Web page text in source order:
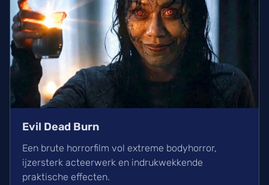
Evil Dead Burn
Een brute horrorfilm vol extreme bodyhorror,
ijzersterk acteerwerk en indrukwekkende
praktische effecten.